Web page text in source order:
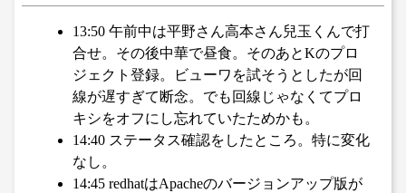
13:50 午前中は平野さん高本さん兒玉くんで打
合せ。その後中華で昼食。そのあとKのプロ
ジェクト登録。ビューワを試そうとしたが回
線が遅すぎて断念。でも回線じゃなくてプロ
キシをオフにし忘れていたためかも。
14:40 ステータス確認をしたところ。特に変化
なし。
14:45 redhatはApacheのバージョンアップ版が